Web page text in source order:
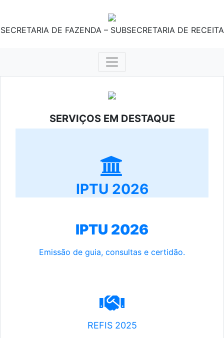
SECRETARIA DE FAZENDA – SUBSECRETARIA DE RECEITA
SERVIÇOS EM DESTAQUE
IPTU 2026
IPTU 2026
Emissão de guia, consultas e certidão.
REFIS 2025